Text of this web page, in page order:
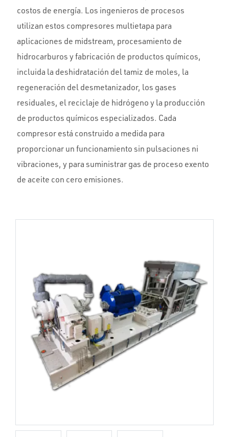
costos de energía. Los ingenieros de procesos
utilizan estos compresores multietapa para
aplicaciones de midstream, procesamiento de
hidrocarburos y fabricación de productos químicos,
incluida la deshidratación del tamiz de moles, la
regeneración del desmetanizador, los gases
residuales, el reciclaje de hidrógeno y la producción
de productos químicos especializados. Cada
compresor está construido a medida para
proporcionar un funcionamiento sin pulsaciones ni
vibraciones, y para suministrar gas de proceso exento
de aceite con cero emisiones.